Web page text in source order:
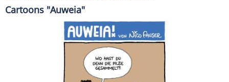
Cartoons "Auweia"